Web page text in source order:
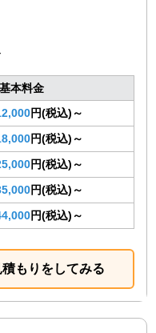
本料金
円(税込)～
円(税込)～
円(税込)～
円(税込)～
円(税込)～
もりをしてみる